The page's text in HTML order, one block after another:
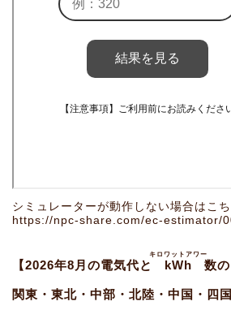
シミュレーターが動作しない場合はこ
https://npc-share.com/ec-estimator/
【2026年8月の電気代と kWh
キロワットアワー
数の
関東・東北・中部・北陸・中国・四